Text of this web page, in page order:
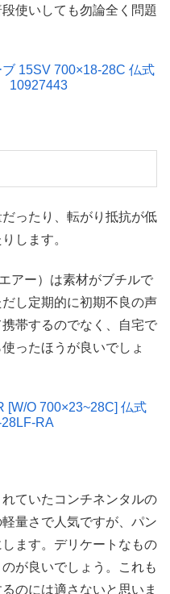
使いしても勿論全く問題
15SV 700×18-28C 仏式
10927443
ったり、転がり抵抗が低
します。
アー）は素材がブチルで
し定期的に初期不良の声
帯するのでなく、自宅で
ったほうが良いでしょ
[W/O 700×23~28C] 仏式
RA
ていたコンチネンタルの
量さで人気ですが、パン
ます。デリケートなもの
が良いでしょう。これも
のには適さないと思いま